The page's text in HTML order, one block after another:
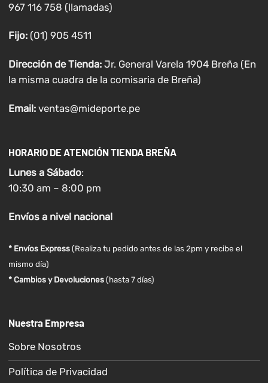
967 116 758 (llamadas)
Fijo:(01) 905 4511
Dirección de Tienda: Jr. General Varela 1904 Breña (En
la misma cuadra de la comisaria de Breña)
Email: ventas@mideporte.pe
HORARIO DE ATENCIÓN TIENDA BREÑA
Lunes a Sábado:
10:30 am – 8:00 pm
Envíosa nivel nacional
* Envíos Express(Realiza tu pedido antes de las 2pm y recibe el
mismo día)
* Cambios y Devoluciones (hasta 7 días)
Nuestra Empresa
Sobre Nosotros
Política de Privacidad